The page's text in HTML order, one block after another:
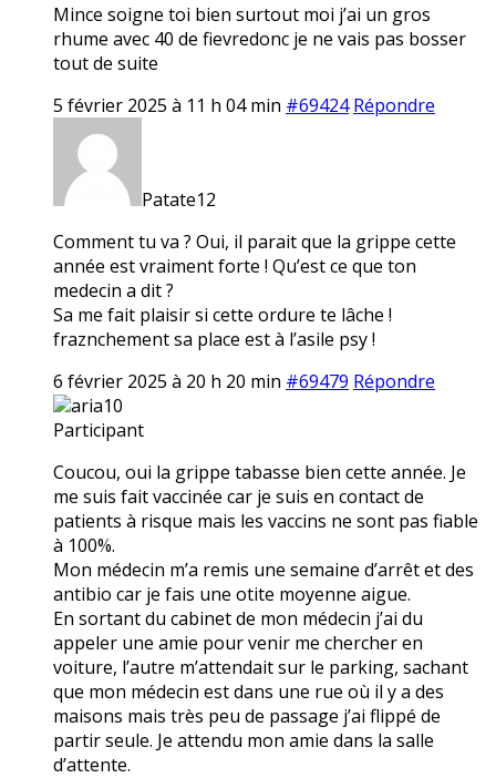
Mince soigne toi bien surtout moi j’ai un gros
rhume avec 40 de fievredonc je ne vais pas bosser
tout de suite
5 février 2025 à 11 h 04 min #69424 Répondre
Patate12
Comment tu va ? Oui, il parait que la grippe cette
année est vraiment forte ! Qu’est ce que ton
medecin a dit ?
Sa me fait plaisir si cette ordure te lâche !
fraznchement sa place est à l’asile psy !
6 février 2025 à 20 h 20 min #69479 Répondre
aria10
Participant
Coucou, oui la grippe tabasse bien cette année. Je
me suis fait vaccinée car je suis en contact de
patients à risque mais les vaccins ne sont pas fiable
à 100%.
Mon médecin m’a remis une semaine d’arrêt et des
antibio car je fais une otite moyenne aigue.
En sortant du cabinet de mon médecin j’ai du
appeler une amie pour venir me chercher en
voiture, l’autre m’attendait sur le parking, sachant
que mon médecin est dans une rue où il y a des
maisons mais très peu de passage j’ai flippé de
partir seule. Je attendu mon amie dans la salle
d’attente.